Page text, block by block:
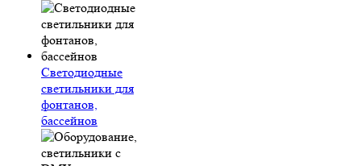
Светодиодные
светильники для
фонтанов,
бассейнов